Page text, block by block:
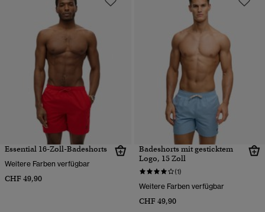
Essential 16-Zoll-Badeshorts
Weitere Farben verfügbar
CHF 49,90
Badeshorts mit gesticktem
Logo, 15 Zoll
(1)
Weitere Farben verfügbar
CHF 49,90